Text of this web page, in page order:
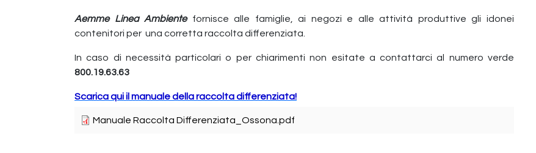
Aemme Linea Ambientefornisce alle famiglie, ai negozi e alle attività produttive gli idonei
contenitori per una corretta raccolta differenziata.
In caso di necessità particolari o per chiarimenti non esitate a contattarci al numero verde
800.19.63.63
Scarica qui il manuale della raccolta differenziata!
Manuale Raccolta Differenziata_Ossona.pdf